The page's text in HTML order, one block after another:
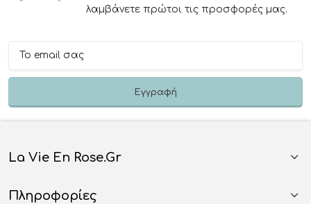
λαμβάνετε πρώτοι τις προσφορές μας.
La Vie En Rose.gr
Πληροφορίες